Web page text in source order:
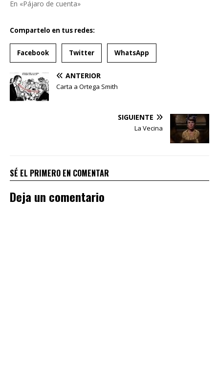
En «Pájaro de cuenta»
Compartelo en tus redes:
Facebook Twitter WhatsApp
ANTERIOR
Carta a Ortega Smith
SIGUIENTE
La Vecina
SÉ EL PRIMERO EN COMENTAR
Deja un comentario